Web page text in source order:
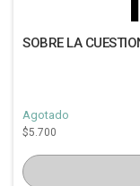
SOBRE LA
Agotado
$5.700